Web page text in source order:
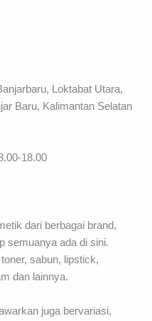
Loktabat Utara,
Baru, Kalimantan Selatan
18.00
dari berbagai brand,
semuanya ada di sini.
sabun, lipstick,
dan lainnya.
juga bervariasi,